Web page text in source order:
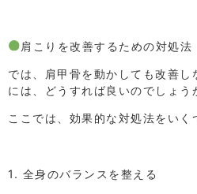
肩こりを改善するための対処法
では、肩甲骨を動かしても改善し
には、どうすれば良いのでしょう
ここでは、効果的な対処法をいく
1. 全身のバランスを整える